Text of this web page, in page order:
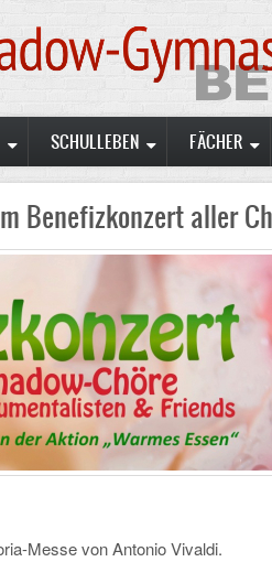
SCHULLEBEN FÄCHER
Benefizkonzert aller
Messe von Antonio Vivaldi.